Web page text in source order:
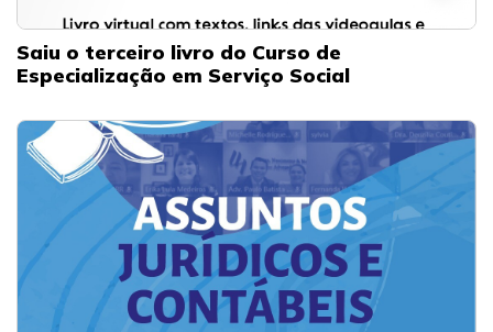
Saiu o terceiro livro do Curso de
Especialização em Serviço Social